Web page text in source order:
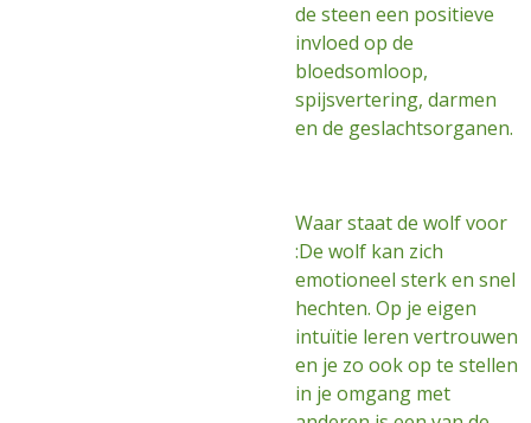
de steen een positieve
invloed op de
bloedsomloop,
spijsvertering, darmen
en de geslachtsorganen.
Waar staat de wolf voor
:De wolf kan zich
emotioneel sterk en snel
hechten. Op je eigen
intuïtie leren vertrouwen
en je zo ook op te stellen
in je omgang met